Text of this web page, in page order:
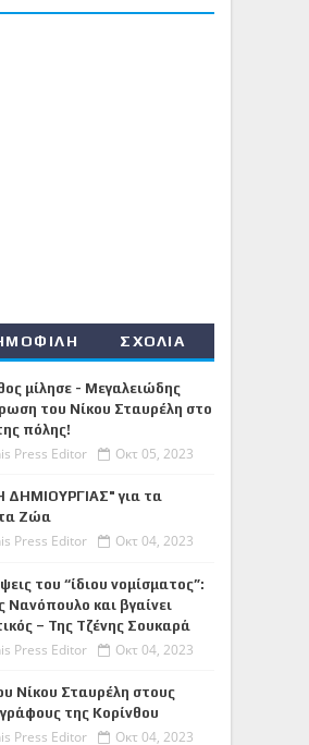
ΣΧΟΛΙΑ
μίλησε - Μεγαλειώδης
του Νίκου Σταυρέλη στο
πόλης!
Press Editor Οκτ 05, 2023
για τα
Ζώα
Press Editor Οκτ 04, 2023
του “ίδιου νομίσματος”:
Νανόπουλο και βγαίνει
– Της Τζένης Σουκαρά
Press Editor Οκτ 04, 2023
Νίκου Σταυρέλη στους
της Κορίνθου
Press Editor Οκτ 04, 2023